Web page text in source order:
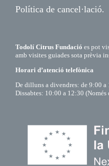
Política de cancel·lació.
Todolí Citrus Fundació es pot
amb visites guiades sota prèvia
Horari d’atenció telefònica
De dilluns a divendres: de 9:00
Dissabtes: 10:00 a 12:30